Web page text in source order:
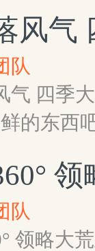
风气
队
气 四季
的东西
队
领略大